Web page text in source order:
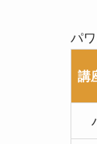
パ
講